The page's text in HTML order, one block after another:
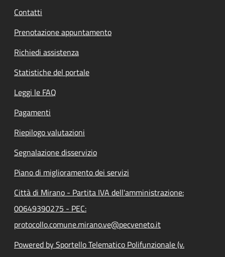
Contatti
Prenotazione appuntamento
Richiedi assistenza
Statistiche del portale
Leggi le FAQ
Pagamenti
Riepilogo valutazioni
Segnalazione disservizio
Piano di miglioramento dei servizi
Città di Mirano - Partita IVA dell'amministrazione:
00649390275 - PEC:
protocollo.comune.mirano.ve@pecveneto.it
Powered by Sportello Telematico Polifunzionale (v.